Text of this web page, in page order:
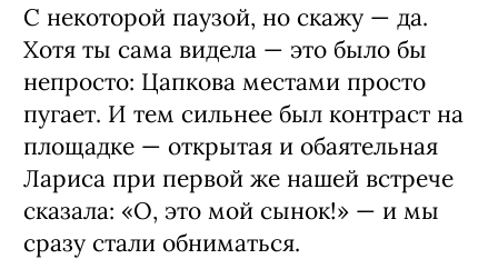
С некоторой паузой, но скажу — да.
Хотя ты сама видела — это было бы
непросто: Цапкова местами просто
пугает. И тем сильнее был контраст на
площадке — открытая и обаятельная
Лариса при первой же нашей встрече
сказала: «О, это мой сынок!» — и мы
сразу стали обниматься.